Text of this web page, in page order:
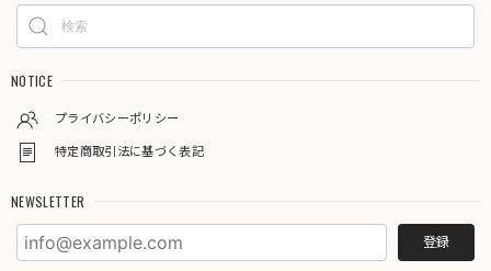
NOTICE
プライバシーポリシー
特定商取引法に基づく表記
NEWSLETTER
登録